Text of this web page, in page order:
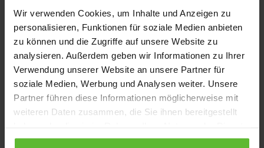
Wir verwenden Cookies, um Inhalte und Anzeigen zu
personalisieren, Funktionen für soziale Medien anbieten
zu können und die Zugriffe auf unsere Website zu
analysieren. Außerdem geben wir Informationen zu Ihrer
Verwendung unserer Website an unsere Partner für
soziale Medien, Werbung und Analysen weiter. Unsere
Partner führen diese Informationen möglicherweise mit
weiteren Daten zusammen, die Sie ihnen bereitgestellt
gesammelt haben.
Application error: a client-side exception has occurred
loading www.kurzwego.de (see the browser console for more
information).